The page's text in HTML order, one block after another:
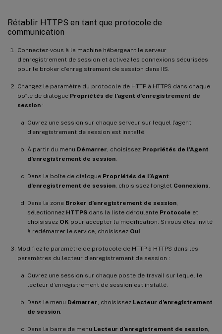
Rétablir HTTPS en tant que protocole de
communication
Connectez-vous à la machine hébergeant le serveur
d’enregistrement de session et activez les connexions sécurisées
pour le broker d’enregistrement de session dans IIS.
Changez le paramètre du protocole de HTTP à HTTPS dans chaque
boîte de dialogue Propriétés de l’agent d’enregistrement de
session :
Ouvrez une session sur chaque serveur sur lequel l’agent
d’enregistrement de session est installé.
À partir du menu Démarrer , choisissez Propriétés de l’Agent
d’enregistrement de session
Dans la boîte de dialogue Propriétés de l’Agent
d’enregistrement de session , choisissez l’onglet Connexions
Dans la zone Broker d’enregistrement de session
sélectionnez HTTPS dans la liste déroulante Protocole et
choisissez OK pour accepter la modification. Si vous êtes invité
à redémarrer le service, choisissez Oui
Modifiez le paramètre de protocole de HTTP à HTTPS dans les
paramètres du lecteur d’enregistrement de session :
Ouvrez une session sur chaque poste de travail sur lequel le
lecteur d’enregistrement de session est installé.
Dans le menu Démarrer , choisissez Lecteur d’enregistrement
de session
Dans la barre de menu Lecteur d’enregistrement de session